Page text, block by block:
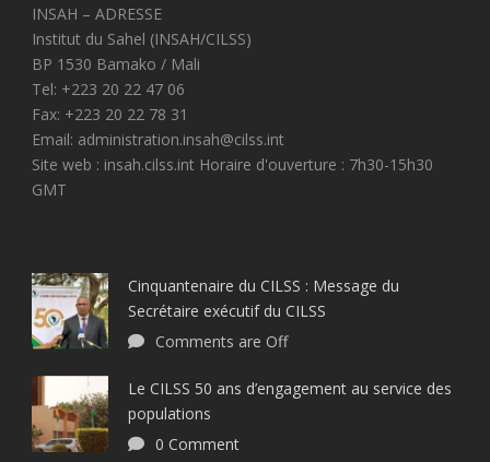
INSAH – ADRESSE
Institut du Sahel (INSAH/CILSS)
BP 1530 Bamako / Mali
Tel: +223 20 22 47 06
Fax: +223 20 22 78 31
Email: administration.insah@cilss.int
Site web : insah.cilss.int Horaire d'ouverture : 7h30-15h30
GMT
Cinquantenaire du CILSS : Message du
Secrétaire exécutif du CILSS
Comments are Off
Le CILSS 50 ans d’engagement au service des
populations
0 Comment